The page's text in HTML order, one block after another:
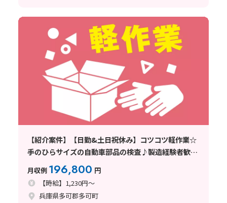
【紹介案件】【日勤&土日祝休み】コツコツ軽作業☆
手のひらサイズの自動車部品の検査♪製造経験者歓迎
月収例 196,800 円
【時給】1,230円～
兵庫県多可郡多可町